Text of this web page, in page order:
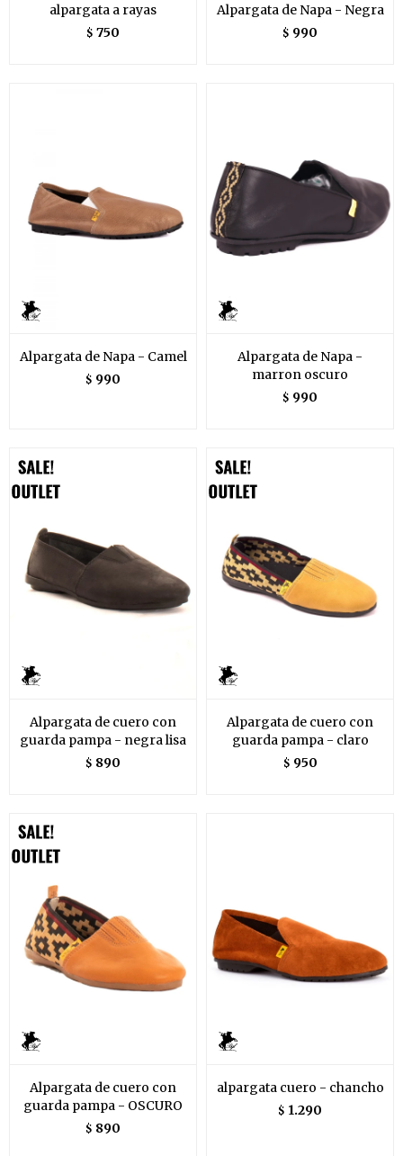
alpargata a rayas
$ 750
Alpargata de Napa - Negra
$ 990
Alpargata de Napa - Camel
$ 990
Alpargata de Napa -
marron oscuro
$ 990
Alpargata de cuero con
guarda pampa - negra lisa
$ 890
Alpargata de cuero con
guarda pampa - claro
$ 950
Alpargata de cuero con
guarda pampa - OSCURO
$ 890
alpargata cuero - chancho
$ 1.290